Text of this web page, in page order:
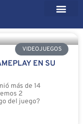
VIDEOJUEGOS
EN SU
más de 14
2
del juego?